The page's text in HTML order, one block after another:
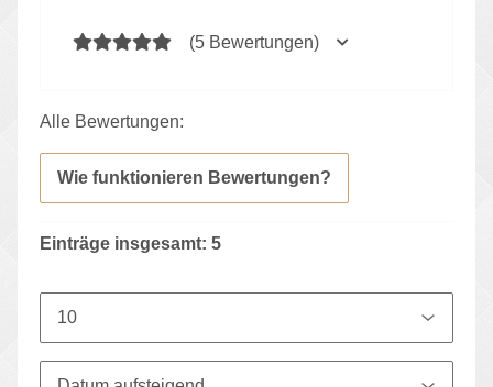
(5 Bewertungen)
Alle Bewertungen:
Wie funktionieren Bewertungen?
Einträge insgesamt: 5